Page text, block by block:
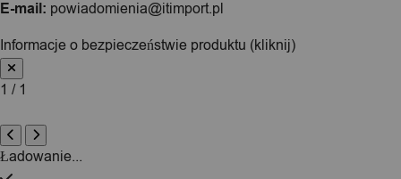
E-mail: powiadomienia@itimport.pl
Informacje o bezpieczeństwie produktu (kliknij)
1 / 1
Ładowanie...